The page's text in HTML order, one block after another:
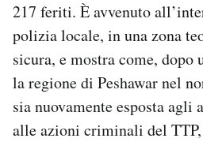
217 feriti. È avvenuto
polizia locale, in una zona
sicura, e mostra come, dopo
la regione di Peshawar nel
sia nuovamente esposta
alle azioni criminali del TTP,